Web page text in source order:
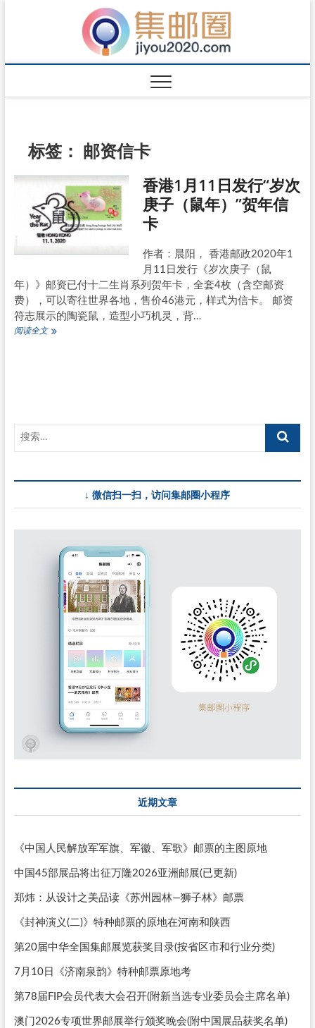
标签： 邮资信卡
香港1月11日发行“岁次
庚子（鼠年）”贺年信
卡
作者：晨阳， 香港邮政2020年1
月11日发行《岁次庚子（鼠
年）》邮资已付十二生肖系列贺年卡，全套4枚（含空邮资
费），可以寄往世界各地，售价46港元，样式为信卡。 邮资
符志展示的陶瓷鼠，造型小巧机灵，背…
阅读全文香
（鼠
贺
↓ 微信扫一扫，访问集邮圈小程序
近期文章
《中国人民解放军军旗、军徽、军歌》邮票的主图原地
中国45部展品将出征万隆2026亚洲邮展(已更新)
郑炜：从设计之美品读《苏州园林—狮子林》邮票
《封神演义(二)》特种邮票的原地在河南和陕西
第20届中华全国集邮展览获奖目录(按省区市和行业分类)
7月10日《济南泉韵》特种邮票原地考
第78届FIP会员代表大会召开(附新当选专业委员会主席名单)
澳门2026专项世界邮展举行颁奖晚会(附中国展品获奖名单)